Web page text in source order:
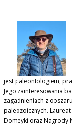
jest paleontologiem,
Jego zainteresowania
zagadnieniach z
paleozoicznych.
Domeyki oraz Nagrody